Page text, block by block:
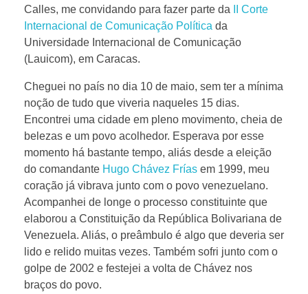
Calles, me convidando para fazer parte da
II Corte
Internacional de Comunicação Política da
Universidade Internacional de Comunicação
(Lauicom), em Caracas.
Cheguei no país no dia 10 de maio, sem ter a mínima
noção de tudo que viveria naqueles 15 dias.
Encontrei uma cidade em pleno movimento, cheia de
belezas e um povo acolhedor. Esperava por esse
momento há bastante tempo, aliás desde a eleição
do comandante Hugo Chávez Frías em 1999, meu
coração já vibrava junto com o povo venezuelano.
Acompanhei de longe o processo constituinte que
elaborou a Constituição da República Bolivariana de
Venezuela. Aliás, o preâmbulo é algo que deveria ser
lido e relido muitas vezes. Também sofri junto com o
golpe de 2002 e festejei a volta de Chávez nos
braços do povo.